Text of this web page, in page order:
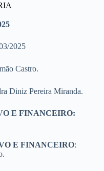
2025
Castro.
Diniz Pereira Miranda.
E FINANCEIRO:
E FINANCEIRO: